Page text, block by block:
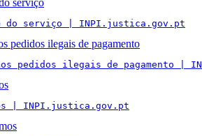
serviço
do serviço | INPI.justica.gov.pt
pedidos ilegais de pagamento
aos pedidos ilegais de pagamento |
| INPI.justica.gov.pt